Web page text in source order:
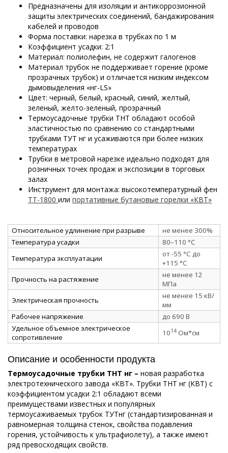
Предназначены для изоляции и антикоррозионной
защиты электрических соединений, бандажирования
кабелей и проводов
Форма поставки: нарезка в трубках по 1 м
Коэффициент усадки: 2:1
Материал: полиолефин, не содержит галогенов
Материал трубок не поддерживает горение (кроме
прозрачных трубок) и отличается низким индексом
дымовыделения «нг-LS»
Цвет: черный, белый, красный, синий, желтый,
зеленый, желто-зеленый, прозрачный
Термоусадочные трубки ТНТ обладают особой
эластичностью по сравнению со стандартными
трубками ТУТ нг и усаживаются при более низких
температурах
Трубки в метровой нарезке идеально подходят для
розничных точек продаж и экспозиции в торговых
залах
Инструмент для монтажа: высокотемпературный фен
ТТ-1800 или портативные бутановые горелки «КВТ»
Относительное удлинение при разрыве
не менее 300%
Температура усадки
80–110 °C
Температура эксплуатации
от -55 °C до
+115 °C
Прочность на растяжение
не менее 12
МПа
Электрическая прочность
не менее 15 кВ/
мм
Рабочее напряжение
до 690 В
Удельное объемное электрическое
сопротивление
1014 Ом*см
Описание и особенности продукта
Термоусадочные трубки ТНТ нг – новая разработка
электротехнического завода «КВТ». Трубки ТНТ нг (КВТ) с
коэффициентом усадки 2:1 обладают всеми
преимуществами известных и популярных
термоусаживаемых трубок ТУТнг (стандартизированная и
равномерная толщина стенок, свойства подавления
горения, устойчивость к ультрафиолету), а также имеют
ряд превосходящих свойств.